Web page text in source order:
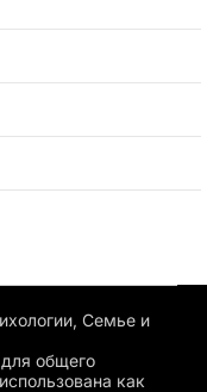
Семье и
общего
как